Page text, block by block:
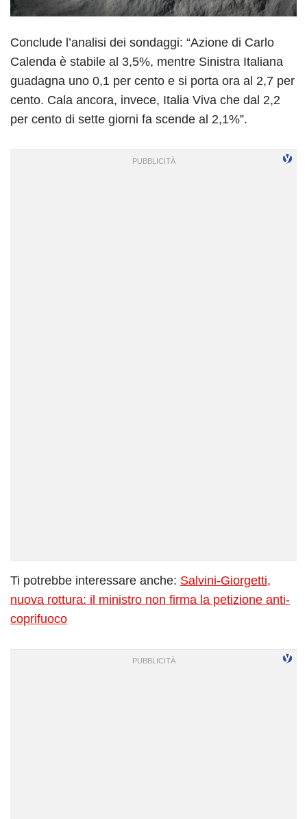
Conclude l’analisi dei sondaggi: “Azione di Carlo
Calenda è stabile al 3,5%, mentre Sinistra Italiana
guadagna uno 0,1 per cento e si porta ora al 2,7 per
cento. Cala ancora, invece, Italia Viva che dal 2,2
per cento di sette giorni fa scende al 2,1%”.
Ti potrebbe interessare anche: Salvini-Giorgetti,
nuova rottura: il ministro non firma la petizione anti-
coprifuoco